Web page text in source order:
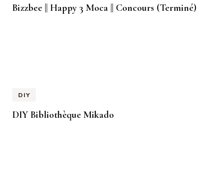
Bizzbee || Happy 3 Moca || Concours (Terminé)
DIY
DIY Bibliothèque Mikado